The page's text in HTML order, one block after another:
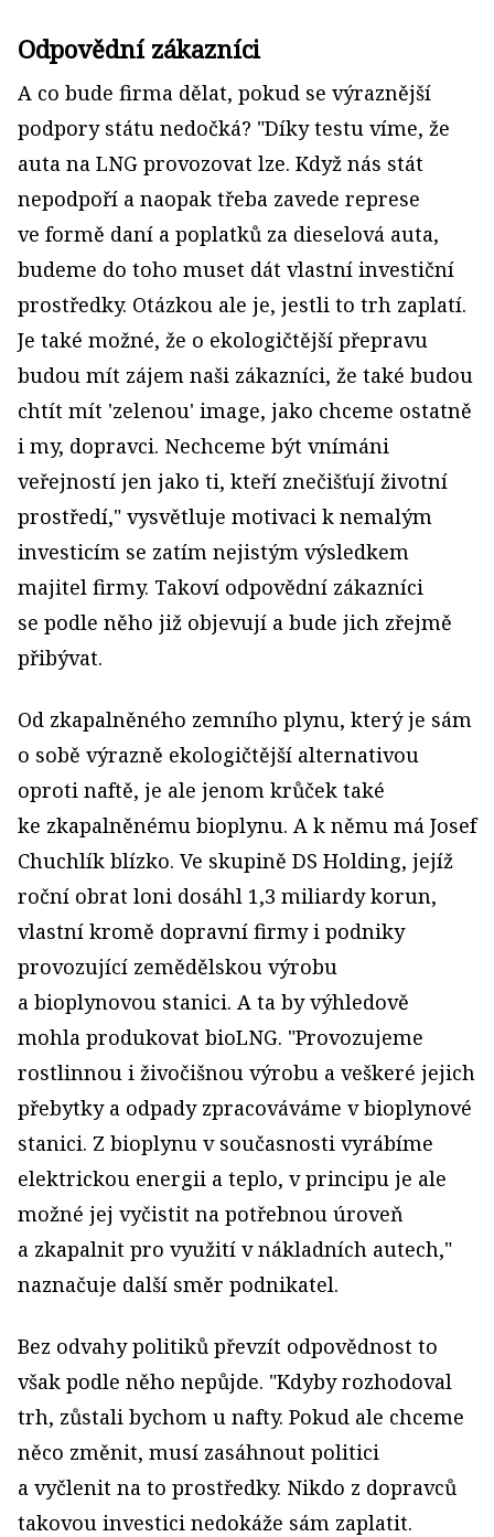
Odpovědní zákazníci
A co bude firma dělat, pokud se výraznější
podpory státu nedočká? "Díky testu víme, že
auta na LNG provozovat lze. Když nás stát
nepodpoří a naopak třeba zavede represe
ve formě daní a poplatků za dieselová auta,
budeme do toho muset dát vlastní investiční
prostředky. Otázkou ale je, jestli to trh zaplatí.
Je také možné, že o ekologičtější přepravu
budou mít zájem naši zákazníci, že také budou
chtít mít 'zelenou' image, jako chceme ostatně
i my, dopravci. Nechceme být vnímáni
veřejností jen jako ti, kteří znečišťují životní
prostředí," vysvětluje motivaci k nemalým
investicím se zatím nejistým výsledkem
majitel firmy. Takoví odpovědní zákazníci
se podle něho již objevují a bude jich zřejmě
přibývat.
Od zkapalněného zemního plynu, který je sám
o sobě výrazně ekologičtější alternativou
oproti naftě, je ale jenom krůček také
ke zkapalněnému bioplynu. A k němu má Josef
Chuchlík blízko. Ve skupině DS Holding, jejíž
roční obrat loni dosáhl 1,3 miliardy korun,
vlastní kromě dopravní firmy i podniky
provozující zemědělskou výrobu
a bioplynovou stanici. A ta by výhledově
mohla produkovat bioLNG. "Provozujeme
rostlinnou i živočišnou výrobu a veškeré jejich
přebytky a odpady zpracováváme v bioplynové
stanici. Z bioplynu v současnosti vyrábíme
elektrickou energii a teplo, v principu je ale
možné jej vyčistit na potřebnou úroveň
a zkapalnit pro využití v nákladních autech,"
naznačuje další směr podnikatel.
Bez odvahy politiků převzít odpovědnost to
však podle něho nepůjde. "Kdyby rozhodoval
trh, zůstali bychom u nafty. Pokud ale chceme
něco změnit, musí zasáhnout politici
a vyčlenit na to prostředky. Nikdo z dopravců
takovou investici nedokáže sám zaplatit.